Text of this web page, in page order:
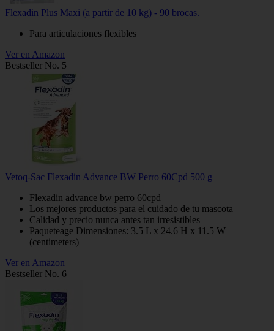
Flexadin Plus Maxi (a partir de 10 kg) - 90 brocas.
Para articulaciones flexibles
Ver en Amazon
Bestseller No. 5
Vetoq-Sac Flexadin Advance BW Perro 60Cpd 500 g
Flexadin advance bw perro 60cpd
Los mejores productos para el cuidado de tu mascota
Calidad y precio nunca antes tan irresistibles
Paqueteage Dimensiones: 3.5 L x 24.6 H x 11.5 W
(centimeters)
Ver en Amazon
Bestseller No. 6